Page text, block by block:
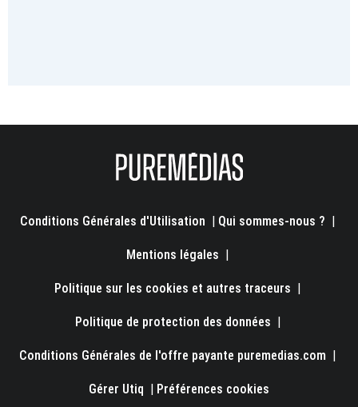
Conditions Générales d'Utilisation | Qui sommes-nous ? |
Mentions légales |
Politique sur les cookies et autres traceurs |
Politique de protection des données |
Conditions Générales de l'offre payante puremedias.com |
Gérer Utiq | Préférences cookies